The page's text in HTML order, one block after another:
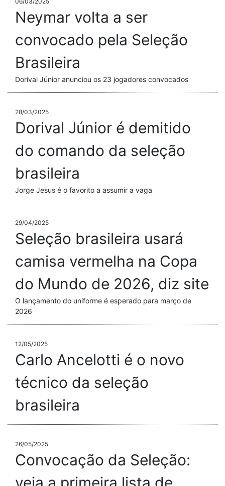
Neymar volta a ser
convocado pela Seleção
Brasileira
Dorival Júnior anunciou os 23 jogadores convocados
28/03/2025
Dorival Júnior é demitido
do comando da seleção
brasileira
Jorge Jesus é o favorito a assumir a vaga
29/04/2025
Seleção brasileira usará
camisa vermelha na Copa
do Mundo de 2026, diz site
O lançamento do uniforme é esperado para março de
2026
12/05/2025
Carlo Ancelotti é o novo
técnico da seleção
brasileira
26/05/2025
Convocação da Seleção: